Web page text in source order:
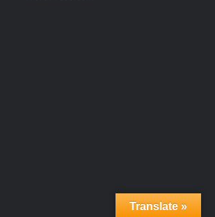
Translate »